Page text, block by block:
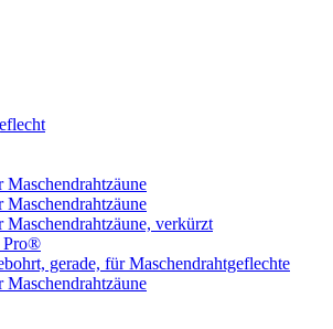
Maschendrahtzäune
Maschendrahtzäune
Maschendrahtzäune, verkürzt
Pro®
gerade, für Maschendrahtgeflechte
Maschendrahtzäune